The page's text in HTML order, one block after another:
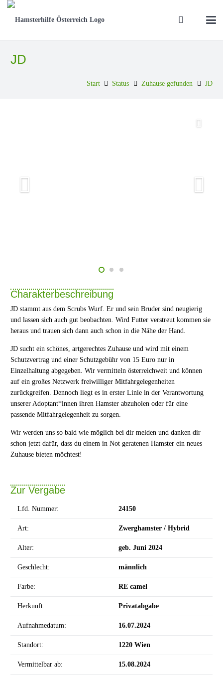
JD
Start Status Zuhause gefunden JD
Charakterbeschreibung
JD stammt aus dem Scrubs Wurf. Er und sein Bruder sind neugierig
und lassen sich auch gut beobachten. Wird Futter verstreut kommen sie
heraus und trauen sich dann auch schon in die Nähe der Hand.
JD sucht ein schönes, artgerechtes Zuhause und wird mit einem
Schutzvertrag und einer Schutzgebühr von 15 Euro nur in
Einzelhaltung abgegeben. Wir vermitteln österreichweit und können
auf ein großes Netzwerk freiwilliger Mitfahrgelegenheiten
zurückgreifen. Dennoch liegt es in erster Linie in der Verantwortung
unserer Adoptant*innen ihren Hamster abzuholen oder für eine
passende Mitfahrgelegenheit zu sorgen.
Wir werden uns so bald wie möglich bei dir melden und danken dir
schon jetzt dafür, dass du einem in Not geratenen Hamster ein neues
Zuhause bieten möchtest!
Zur Vergabe
Lfd. Nummer: 24150
Art: Zwerghamster / Hybrid
Alter: geb. Juni 2024
Geschlecht: männlich
Farbe: RE camel
Herkunft: Privatabgabe
Aufnahmedatum: 16.07.2024
Standort: 1220 Wien
Vermittelbar ab: 15.08.2024